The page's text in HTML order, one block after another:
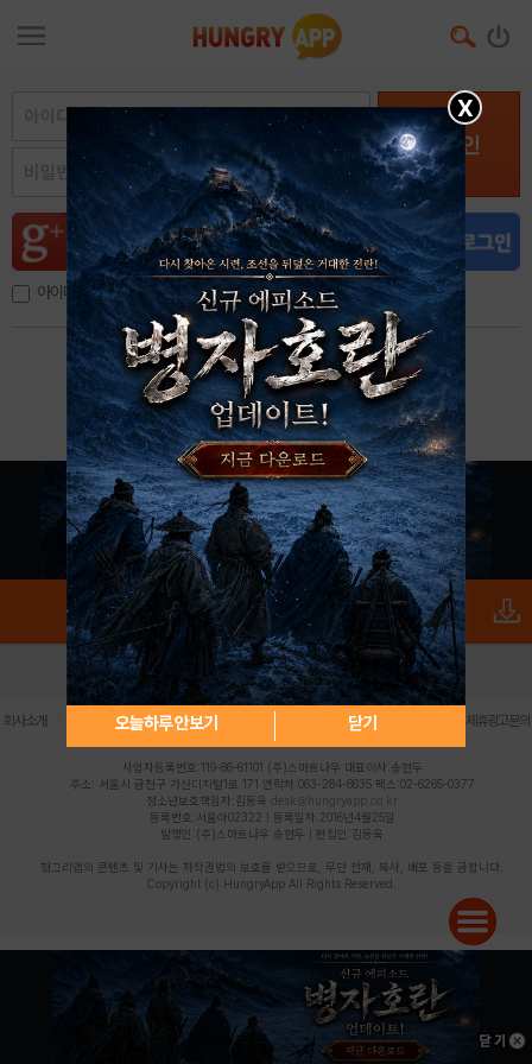
로그인
아이디, 이메일 저장
아이디 / 비밀번호 찾기 회원가입
X
오늘하루 안보기 닫기
로그인 PC버전 전체앱
회사소개 | 개인정보 처리방침 불법촬영물 신고센터 제휴광고문의
사업자등록번호:119-86-61101 (주)스마트나우 대표이사:송현두
주소: 서울시 금천구 가산디지털1로 171 연락처:063-284-8635 팩스:02-6265-0377
청소년보호책임자:김동욱 desk@hungryapp.co.kr
등록번호:서울아02322 | 등록일자:2016년4월25일
발행인:(주)스마트나우 송현두 | 편집인:김동욱
헝그리앱의 콘텐츠 및 기사는 저작권법의 보호를 받으므로, 무단 전재, 복사, 배포 등을 금합니다.
Copyright (c) HungryApp All Rights Reserved.